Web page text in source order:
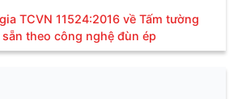
TCVN 11524:2016 về Tấm tường
theo công nghệ đùn ép